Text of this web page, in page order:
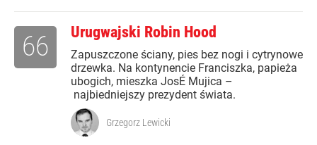
Urugwajski Robin Hood
Zapuszczone ściany, pies bez nogi i cytrynowe
drzewka. Na kontynencie Franciszka, papieża
ubogich, mieszka JosÉ Mujica –
najbiedniejszy prezydent świata.
66
Grzegorz Lewicki